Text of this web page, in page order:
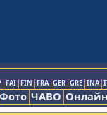
FAI FIN FRA GER GRE INA
Фото ЧАВО